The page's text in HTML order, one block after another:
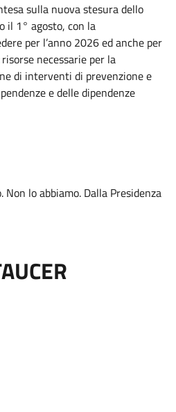
sulla nuova stesura dello
il 1° agosto, con la
per l’anno 2026 ed anche per
necessarie per la
di interventi di prevenzione e
e delle dipendenze
lo abbiamo. Dalla Presidenza